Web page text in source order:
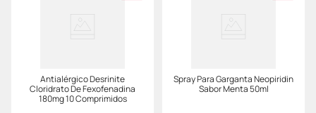
Antialérgico Desrinite
Cloridrato De Fexofenadina
180mg 10 Comprimidos
Spray Para Garganta Neopiridin
Sabor Menta 50ml